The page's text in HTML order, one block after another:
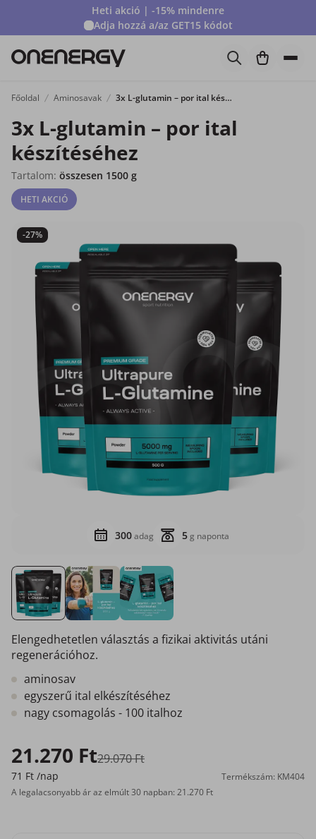
Heti akció | -15% mindenre
Adja hozzá a/az GET15 kódot
Főoldal Aminosavak 3x L-glutamin – por ital készítéséhez
3x L-glutamin – por ital
készítéséhez
Tartalom: összesen 1500 g
HETI AKCIÓ
-27%
300adag 5 g naponta
Elengedhetetlen választás a fizikai aktivitás utáni
regenerációhoz.
aminosav
egyszerű ital elkészítéséhez
nagy csomagolás - 100 italhoz
21.270 Ft29.070 Ft
71 Ft /nap
Termékszám: KM404
A legalacsonyabb ár az elmúlt 30 napban: 21.270 Ft